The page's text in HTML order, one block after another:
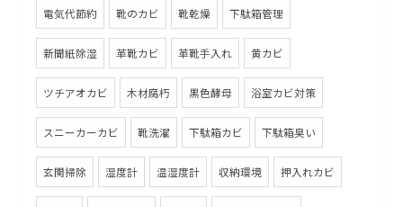
電気代節約 靴のカビ 靴乾燥 下駄箱管理
新聞紙除湿 革靴カビ 革靴手入れ 黄カビ
ツチアオカビ 木材腐朽 黒色酵母 浴室カビ対策
スニーカーカビ 靴洗濯 下駄箱カビ 下駄箱臭い
玄関掃除 湿度計 温湿度計 収納環境 押入れカビ